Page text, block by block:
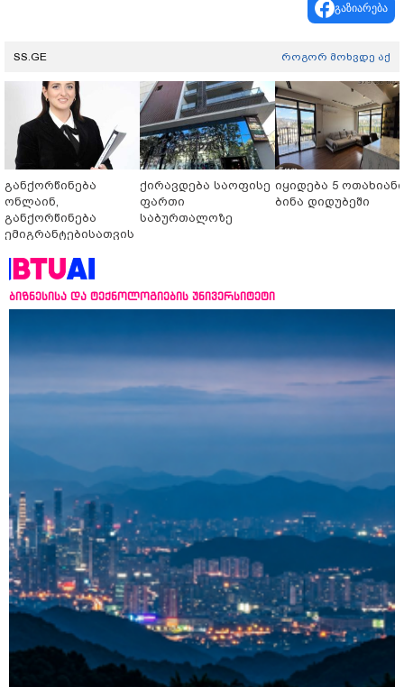
გაზიარება
SS.GE როგორ მოხვდე აქ
განქორწინება
ონლაინ,
განქორწინება
ემიგრანტებისათვის
ჩამოსვლის გარეშე
ქირავდება საოფისე
ფართი
საბურთალოზე
იყიდება 5 ოთახიანი
ბინა დიდუბეში
ბიზნესისა და ტექნოლოგიების უნივერსიტეტი